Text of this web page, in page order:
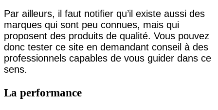
Par ailleurs, il faut notifier qu’il existe aussi des
marques qui sont peu connues, mais qui
proposent des produits de qualité. Vous pouvez
donc tester ce site en demandant conseil à des
professionnels capables de vous guider dans ce
sens.
La performance